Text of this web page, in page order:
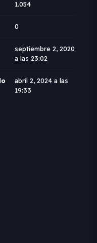
1.054
0
septiembre 2, 2020
a las 23:02
abril 2, 2024 a las
19:33